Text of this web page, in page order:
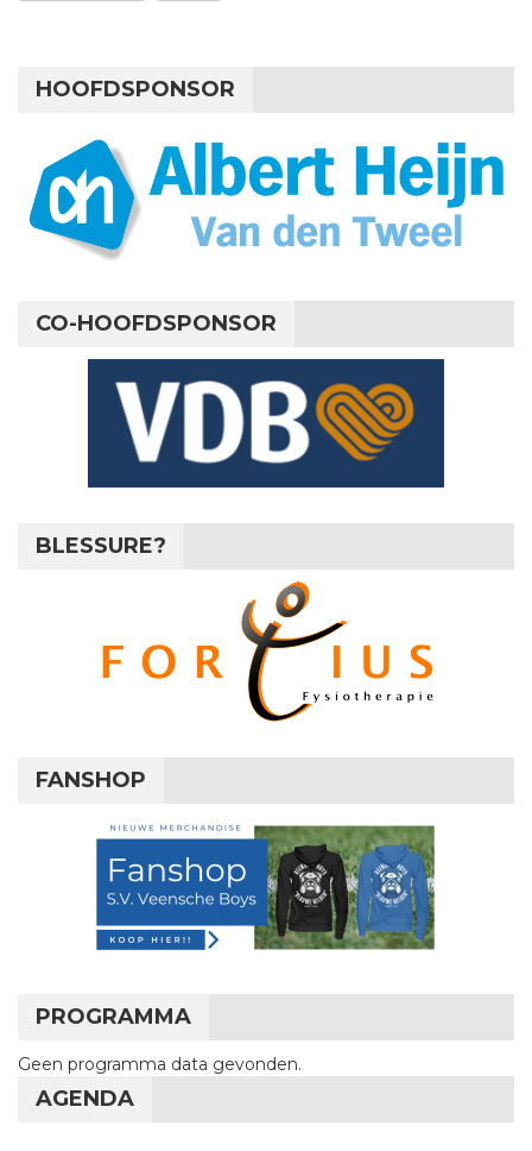
HOOFDSPONSOR
CO-HOOFDSPONSOR
BLESSURE?
FANSHOP
PROGRAMMA
Geen programma data gevonden.
AGENDA